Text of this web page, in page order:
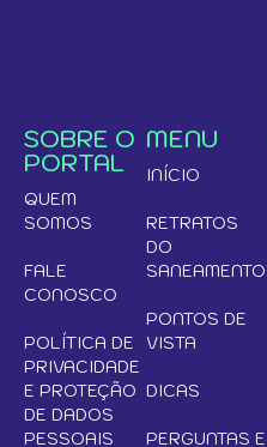
SOBRE O
PORTAL
QUEM
SOMOS
FALE
CONOSCO
POLÍTICA DE
PRIVACIDADE
E PROTEÇÃO
DE DADOS
PESSOAIS
MENU
INÍCIO
RETRATOS
DO
SANEAMENTO
PONTOS DE
VISTA
DICAS
PERGUNTAS E